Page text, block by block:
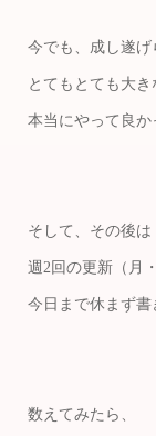
今でも、成し遂げ
とてもとても大き
本当にやって良か
そして、その後は
週2回の更新（月
今日まで休まず書
数えてみたら、